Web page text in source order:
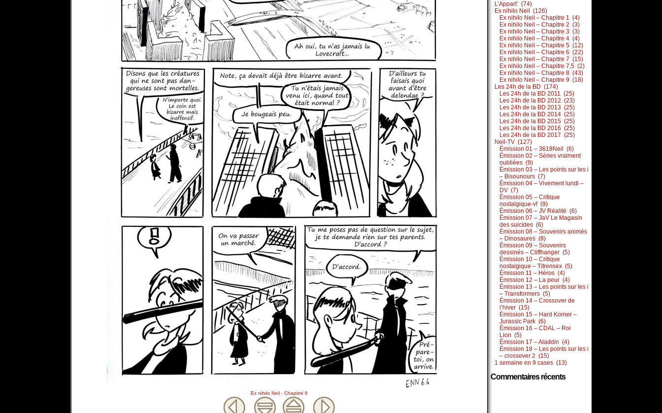
Ex nihilo Neil - Chapitre 6
L’Appart’ (74)
Ex nihilo Neil (126)
Ex nihilo Neil – Chapitre 1 (4)
Ex nihilo Neil – Chapitre 2 (3)
Ex nihilo Neil – Chapitre 3 (3)
Ex nihilo Neil – Chapitre 4 (4)
Ex nihilo Neil – Chapitre 5 (12)
Ex nihilo Neil – Chapitre 6 (22)
Ex nihilo Neil – Chapitre 7 (15)
Ex nihilo Neil – Chapitre 7,5 (2)
Ex nihilo Neil – Chapitre 8 (43)
Ex nihilo Neil – Chapitre 9 (18)
Les 24h de la BD (174)
Les 24h de la BD 2011 (25)
Les 24h de la BD 2012 (23)
Les 24h de la BD 2013 (25)
Les 24h de la BD 2014 (25)
Les 24h de la BD 2015 (25)
Les 24h de la BD 2016 (25)
Les 24h de la BD 2017 (25)
Neil-TV (127)
Émission 01 – 3618Neil (6)
Émission 02 – Séries vraiment
oubliées (9)
Émission 03 – Les points sur les i
– Bisounours (7)
Émission 04 – Vivement lundi –
DV (7)
Émission 05 – Critique
nostalgique-vf (9)
Émission 06 – JV Réalité (6)
Émission 07 – JaV Le Magasin
des suicides (6)
Émission 08 – Souvenirs animés
– Dinosaures (8)
Émission 09 – Souvenirs
dessinés – Cliffhanger (5)
Émission 10 – Critique
nostalgique – Titrensex (5)
Émission 11 – Héros (4)
Émission 12 – La peur (4)
Émission 13 – Les points sur les i
– Transformers (5)
Émission 14 – Crossover de
l’hiver (15)
Émission 15 – Hard Korner –
Jurassic Park (6)
Émission 16 – CDAL – Roi
Lion (5)
Émission 17 – Aladdin (4)
Émission 18 – Les points sur les i
– crossover 2 (15)
1 semaine en 9 cases (13)
Commentaires récents